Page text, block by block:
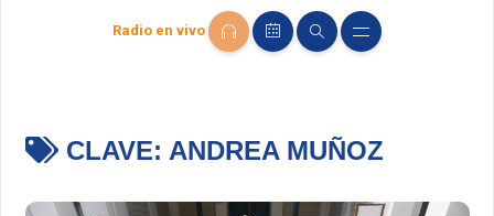
Radio en vivo
CLAVE: ANDREA MUÑOZ